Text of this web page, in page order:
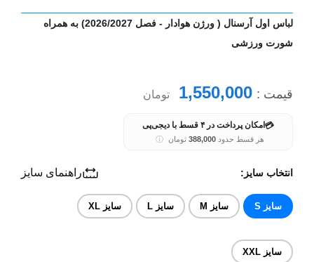
لباس اول آرسنال ( ورژن هوادار - فصل 2026/2027) به همراه
شورت ورزشی
قیمت : 1,550,000 تومان
💳 امکان پرداخت در ۴ قسط با دیجی‌پی
هر قسط حدود388,000 تومان ⓘ
انتخاب سایز: راهنمای سایز
سایز S سایز M سایز L سایز XL
سایز XXL